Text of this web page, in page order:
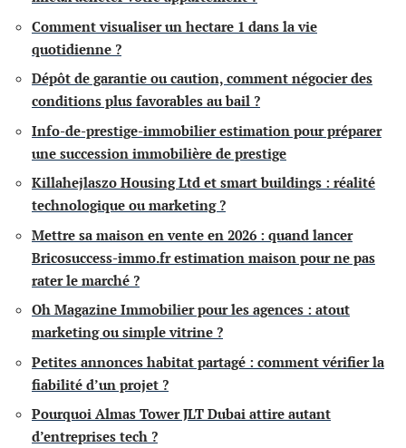
Comment visualiser un hectare 1 dans la vie
quotidienne ?
Dépôt de garantie ou caution, comment négocier des
conditions plus favorables au bail ?
Info-de-prestige-immobilier estimation pour préparer
une succession immobilière de prestige
Killahejlaszo Housing Ltd et smart buildings : réalité
technologique ou marketing ?
Mettre sa maison en vente en 2026 : quand lancer
Bricosuccess-immo.fr estimation maison pour ne pas
rater le marché ?
Oh Magazine Immobilier pour les agences : atout
marketing ou simple vitrine ?
Petites annonces habitat partagé : comment vérifier la
fiabilité d’un projet ?
Pourquoi Almas Tower JLT Dubai attire autant
d’entreprises tech ?